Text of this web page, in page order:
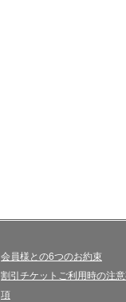
会員様との6つのお約束
割引チケットご利用時の注
項